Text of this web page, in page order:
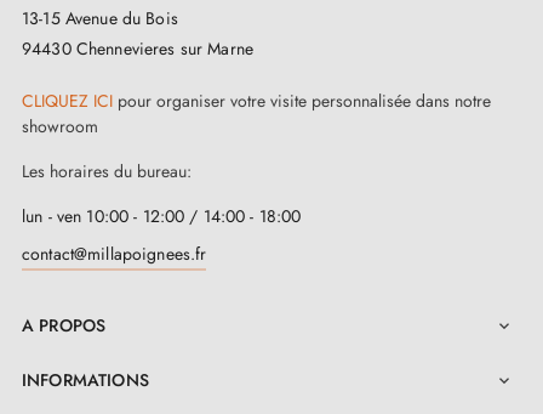
13-15 Avenue du Bois
94430 Chennevieres sur Marne
CLIQUEZ ICI pour organiser votre visite personnalisée dans notre
showroom
Les horaires du bureau:
lun - ven 10:00 - 12:00 / 14:00 - 18:00
contact@millapoignees.fr
A PROPOS 
INFORMATIONS 